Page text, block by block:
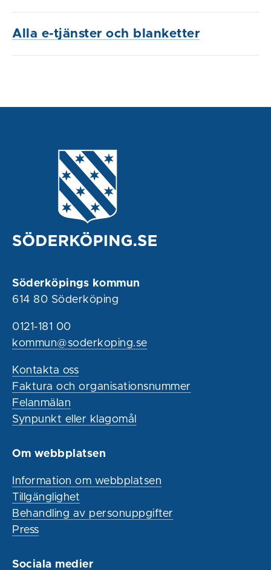
Alla e-tjänster och blanketter
Söderköpings kommun
614 80 Söderköping
0121-181 00
kommun@soderkoping.se
Kontakta oss
Faktura och organisationsnummer
Felanmälan
Synpunkt eller klagomål
Om webbplatsen
Information om webbplatsen
Tillgänglighet
Behandling av personuppgifter
Press
Sociala medier